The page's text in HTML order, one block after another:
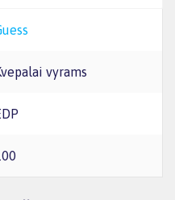
Guess
Kvepalai vyrams
EDP
100